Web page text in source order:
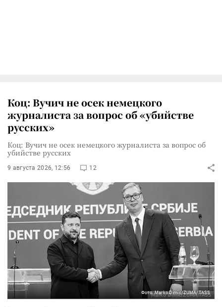
Коц: Вучич не осек немецкого
журналиста за вопрос об «убийстве
русских»
Коц: Вучич не осек немецкого журналиста за вопрос об
убийстве русских
9 августа 2026, 12:56 12
Фото: Marko Dimic/ZUMA/TASS